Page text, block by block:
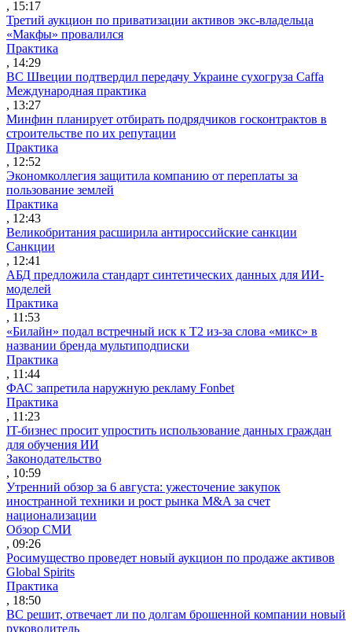
, 15:17
Третий аукцион по приватизации активов экс-владельца
«Макфы» провалился
Практика
, 14:29
ВС Швеции подтвердил передачу Украине сухогруза Caffa
Международная практика
, 13:27
Минфин планирует отбирать подрядчиков госконтрактов в
строительстве по их репутации
Практика
, 12:52
Экономколлегия защитила компанию от переплаты за
пользование землей
Практика
, 12:43
Великобритания расширила антироссийские санкции
Санкции
, 12:41
АБД предложила стандарт синтетических данных для ИИ-
моделей
Практика
, 11:53
«Билайн» подал встречный иск к Т2 из-за слова «микс» в
названии бренда мультиподписки
Практика
, 11:44
ФАС запретила наружную рекламу Fonbet
Практика
, 11:23
IT-бизнес просит упростить использование данных граждан
для обучения ИИ
Законодательство
, 10:59
Утренний обзор за 6 августа: ужесточение закупок
иностранной техники и рост рынка M&A за счет
национализации
Обзор СМИ
, 09:26
Росимущество проведет новый аукцион по продаже активов
Global Spirits
Практика
, 18:50
ВС решит, отвечает ли по долгам брошенной компании новый
руководитель